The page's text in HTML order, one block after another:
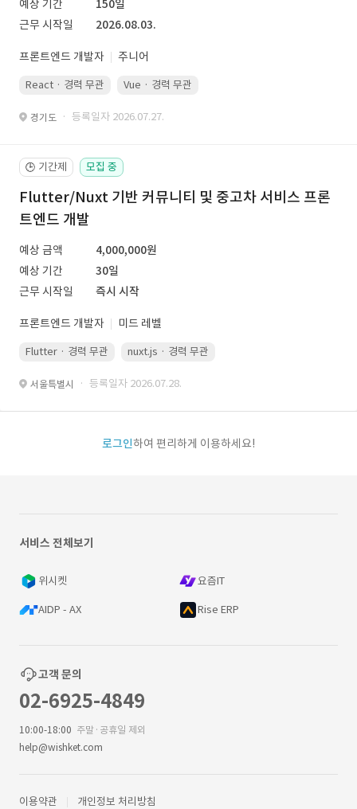
예상 기간
150일
근무 시작일
2026.08.03.
프론트엔드 개발자 주니어
React · 경력 무관 Vue · 경력 무관
경기도 · 등록일자 2026.07.27.
🕒 기간제 모집 중
Flutter/Nuxt 기반 커뮤니티 및 중고차 서비스 프론
트엔드 개발
예상 금액
4,000,000원
예상 기간
30일
근무 시작일
즉시 시작
프론트엔드 개발자 미드 레벨
Flutter · 경력 무관 nuxt.js · 경력 무관
서울특별시 · 등록일자 2026.07.28.
로그인하여 편리하게 이용하세요!
서비스 전체보기
위시켓 요즘IT
AIDP - AX Rise ERP
고객 문의
02-6925-4849
10:00-18:00 주말·공휴일 제외
help@wishket.com
이용약관 개인정보 처리방침